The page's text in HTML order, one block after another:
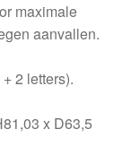
maximale
aanvallen.
2 letters).
x D63,5